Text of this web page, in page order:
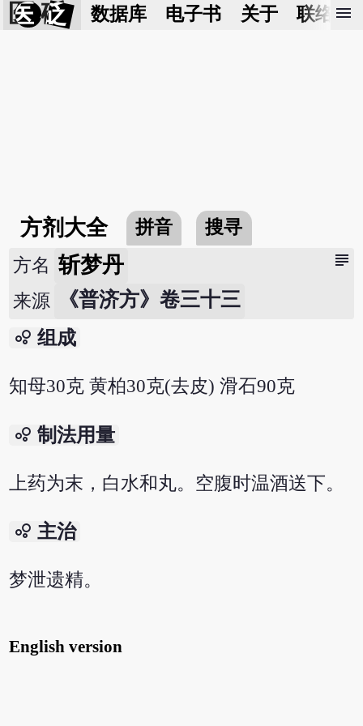
医 砭 数据库 电子书 关于 联络我
menu
方剂大全 拼音 搜寻
subject
方名 斩梦丹
来源 《普济方》卷三十三
bubble_chart 组成
知母30克 黄柏30克(去皮) 滑石90克
bubble_chart 制法用量
上药为末，白水和丸。空腹时温酒送下。
bubble_chart 主治
梦泄遗精。
English version